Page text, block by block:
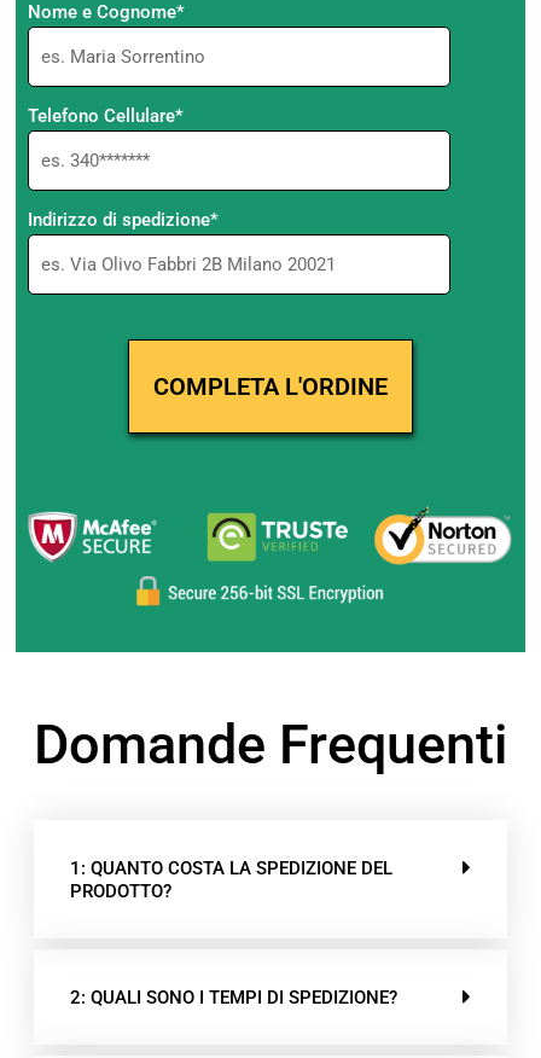
Nome e Cognome*
Telefono Cellulare*
Indirizzo di spedizione*
Domande Frequenti
1: QUANTO COSTA LA SPEDIZIONE DEL
PRODOTTO?
2: QUALI SONO I TEMPI DI SPEDIZIONE?